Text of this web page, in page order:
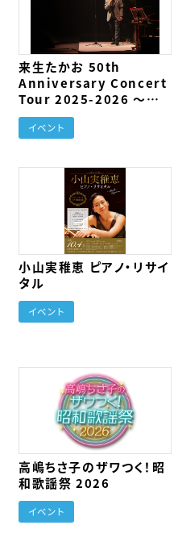
来生たかお 50th
Anniversary Concert
Tour 2025-2026 〜
The Song〜
イベント
小山実稚恵 ピアノ・リサイ
タル
イベント
高嶋ちさ子のザワつく！昭
和歌謡祭 2026
イベント